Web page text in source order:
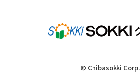
© Chibasokki Corp.